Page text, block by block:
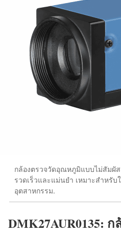
กล้องตรวจวัดอุณหภูมิแบบไม่สัมผั
รวดเร็วและแม่นยำ เหมาะสำหรั
อุตสาหกรรม.
DMK27AUR0135: